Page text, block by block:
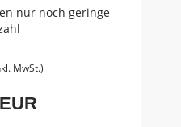
nur noch geringe
MwSt.)